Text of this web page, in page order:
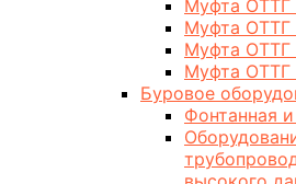
Муфта ОТТГ
Муфта ОТТГ
Муфта ОТТГ
Муфта ОТТГ
Буровое
Фонтанная